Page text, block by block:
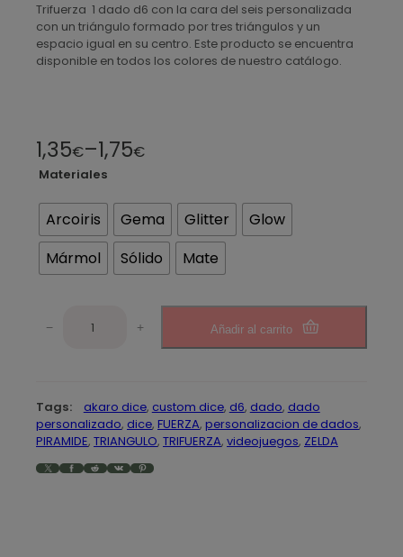
Trifuerza 1 dado d6 con la cara del seis personalizada
con un triángulo formado por tres triángulos y un
espacio igual en su centro. Este producto se encuentra
disponible en todos los colores de nuestro catálogo.
1,35€–1,75€
R
a
n
g
o
e
e
c
Materiales
Arcoiris Gema Glitter
Glow
Mármol
Sólido Mate
e
r
z
a
− + Añadir al carrito
Tags: akaro dice, custom dice, d6, dado, dado
personalizado, dice, FUERZA, personalizacion de dados
PIRAMIDE, TRIANGULO, TRIFUERZA, videojuegos, ZELDA
X Facebook Reddit VK Pinterest